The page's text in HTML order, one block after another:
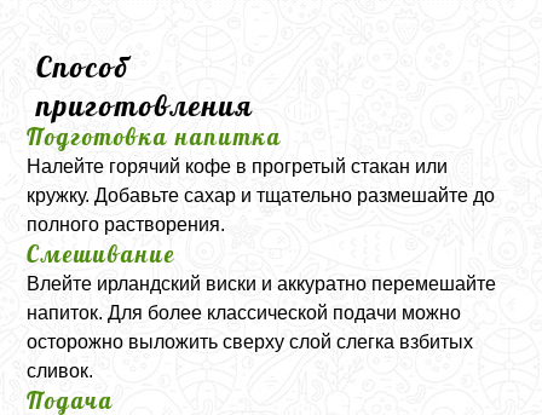
Способ
приготовления
Подготовка напитка
Налейте горячий кофе в прогретый стакан или
кружку. Добавьте сахар и тщательно размешайте до
полного растворения.
Смешивание
Влейте ирландский виски и аккуратно перемешайте
напиток. Для более классической подачи можно
осторожно выложить сверху слой слегка взбитых
сливок.
Подача